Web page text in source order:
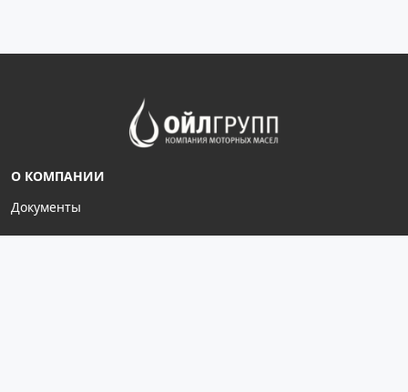
О КОМПАНИИ
Документы